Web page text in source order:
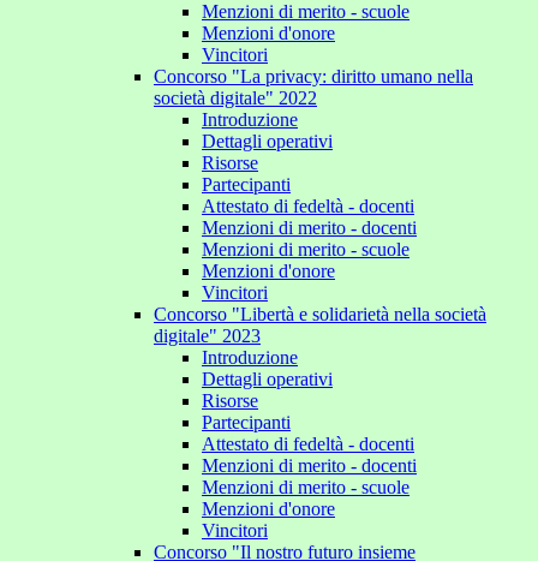
Menzioni di merito - scuole
Menzioni d'onore
Vincitori
Concorso "La privacy: diritto umano nella
società digitale" 2022
Introduzione
Dettagli operativi
Risorse
Partecipanti
Attestato di fedeltà - docenti
Menzioni di merito - docenti
Menzioni di merito - scuole
Menzioni d'onore
Vincitori
Concorso "Libertà e solidarietà nella società
digitale" 2023
Introduzione
Dettagli operativi
Risorse
Partecipanti
Attestato di fedeltà - docenti
Menzioni di merito - docenti
Menzioni di merito - scuole
Menzioni d'onore
Vincitori
Concorso "Il nostro futuro insieme